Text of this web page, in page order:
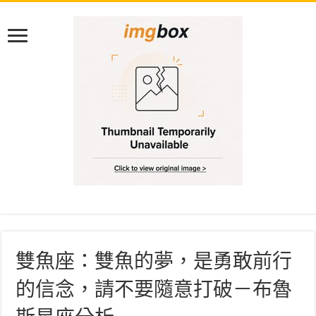
雙魚座：雙魚的夢，是勇敢前行
的信念，請不要隨意打破－布魯